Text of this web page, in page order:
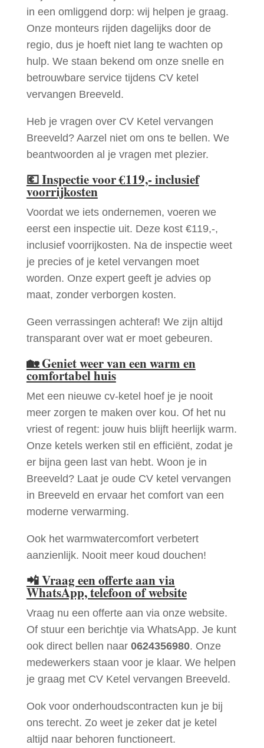
in een omliggend dorp: wij helpen je graag.
Onze monteurs rijden dagelijks door de
regio, dus je hoeft niet lang te wachten op
hulp. We staan bekend om onze snelle en
betrouwbare service tijdens CV ketel
vervangen Breeveld.
Heb je vragen over CV Ketel vervangen
Breeveld? Aarzel niet om ons te bellen. We
beantwoorden al je vragen met plezier.
💶Inspectie voor €119,- inclusief
voorrijkosten
Voordat we iets ondernemen, voeren we
eerst een inspectie uit. Deze kost €119,-,
inclusief voorrijkosten. Na de inspectie weet
je precies of je ketel vervangen moet
worden. Onze expert geeft je advies op
maat, zonder verborgen kosten.
Geen verrassingen achteraf! We zijn altijd
transparant over wat er moet gebeuren.
🏡Geniet weer van een warm en
comfortabel huis
Met een nieuwe cv-ketel hoef je je nooit
meer zorgen te maken over kou. Of het nu
vriest of regent: jouw huis blijft heerlijk warm.
Onze ketels werken stil en efficiënt, zodat je
er bijna geen last van hebt. Woon je in
Breeveld? Laat je oude CV ketel vervangen
in Breeveld en ervaar het comfort van een
moderne verwarming.
Ook het warmwatercomfort verbetert
aanzienlijk. Nooit meer koud douchen!
📲Vraag een offerte aan via
WhatsApp, telefoon of website
Vraag nu een offerte aan via onze website.
Of stuur een berichtje via WhatsApp. Je kunt
ook direct bellen naar 0624356980. Onze
medewerkers staan voor je klaar. We helpen
je graag met CV Ketel vervangen Breeveld.
Ook voor onderhoudscontracten kun je bij
ons terecht. Zo weet je zeker dat je ketel
altijd naar behoren functioneert.